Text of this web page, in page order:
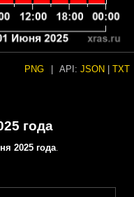
PNG API: JSON TXT
года
2025 года.